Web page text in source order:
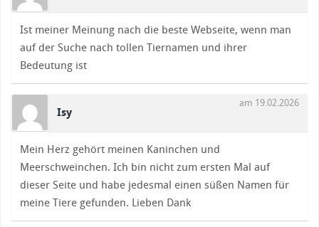
Ist meiner Meinung nach die beste Webseite, wenn man
auf der Suche nach tollen Tiernamen und ihrer
Bedeutung ist
Isy
am 19.02.2026
Mein Herz gehört meinen Kaninchen und
Meerschweinchen. Ich bin nicht zum ersten Mal auf
dieser Seite und habe jedesmal einen süßen Namen für
meine Tiere gefunden. Lieben Dank